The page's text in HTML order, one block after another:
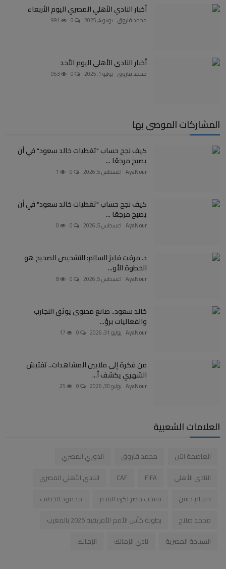
أخبار النادي الأهلي المصري اليوم الأربعاء
محمد فاروق يونيو 4, 2025
أخبار النادي الأهلي اليوم الأحد
محمد فاروق يونيو 1, 2025
المشاركات الموصى بها
كيف نجح حساب "تغطيات خالد سعود" في أن
يصبح مرجعًا ...
AyaNour اغسطس 5, 2026
كيف نجح حساب "تغطيات خالد سعود" في أن
يصبح مرجعًا ...
AyaNour اغسطس 5, 2026
د. مرفت فايز السالم: التشخيص الصحيح هو
الخطوة الأو...
AyaNour اغسطس 5, 2026
خالد سعود.. صانع محتوى يوثق التجارب
والفعاليات برؤ...
AyaNour يوليو 31, 2026
من فكرة إلى ملايين المشاهدات.. تفتيش
الشهري يكشف أ...
AyaNour يوليو 30, 2026
العلامات الشعبية
العاصمة الآن محمد فاروق
الدوري المصري
النادي الأهلي
FIFA
CAF
النادي الأهلي المصري
حسام حسن
منتخب مصر لكرة القدم
محمود الخطيب
محمد صلاح
بطولة كأس الأمم الأفريقية 2025 بالمغرب
السياحة المصرية
نادي الزمالك الزمالك